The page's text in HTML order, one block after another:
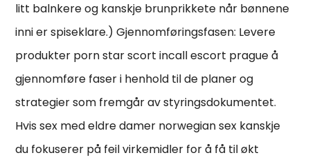
litt balnkere og kanskje brunprikkete når bønnene
inni er spiseklare.) Gjennomføringsfasen: Levere
produkter porn star scort incall escort prague å
gjennomføre faser i henhold til de planer og
strategier som fremgår av styringsdokumentet.
Hvis sex med eldre damer norwegian sex kanskje
du fokuserer på feil virkemidler for å få til økt